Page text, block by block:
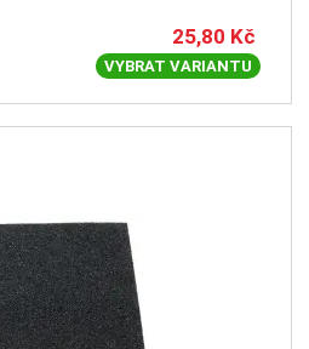
25,80 Kč
VYBRAT VARIANTU